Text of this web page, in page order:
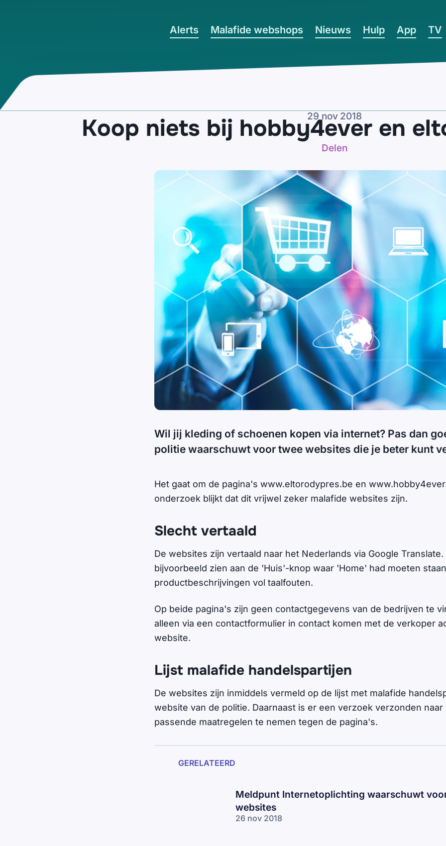
Alerts Malafide webshops Nieuws Hulp App TV
29 nov 2018
Koop niets bij hobby4ever en
Delen
Wil jij kleding of schoenen kopen via internet? Pas dan
politie waarschuwt voor twee websites die je beter kunt
Het gaat om de pagina's www.eltorodypres.be en
onderzoek blijkt dat dit vrijwel zeker malafide websites zijn.
Slecht vertaald
De websites zijn vertaald naar het Nederlands via Google Translate.
bijvoorbeeld zien aan de 'Huis'-knop waar 'Home' had moeten
productbeschrijvingen vol taalfouten.
Op beide pagina's zijn geen contactgegevens van de bedrijven te
alleen via een contactformulier in contact komen met de verkoper
website.
Lijst malafide handelspartijen
De websites zijn inmiddels vermeld op de lijst met malafide
website van de politie. Daarnaast is er een verzoek verzonden
passende maatregelen te nemen tegen de pagina's.
GERELATEERD
Meldpunt Internetoplichting waarschuwt
websites
26 nov 2018